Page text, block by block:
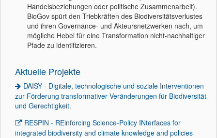
Handelsbeziehungen oder politische Zusammenarbeit).
BioGov spürt den Triebkräften des Biodiversitätsverlustes
und ihren Governance- und Akteursnetzwerken nach, um
mögliche Hebel für eine Transformation nicht-nachhaltiger
Pfade zu identifizieren.
Aktuelle Projekte
DAISY - Digitale, technologische und soziale Interventionen
zur Förderung transformativer Veränderungen für Biodiversität
und Gerechtigkeit.
RESPIN - REinforcing Science-Policy INterfaces for
integrated biodiversity and climate knowledge and policies